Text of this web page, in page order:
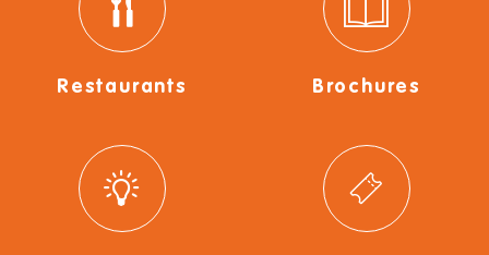
Restaurants Brochures